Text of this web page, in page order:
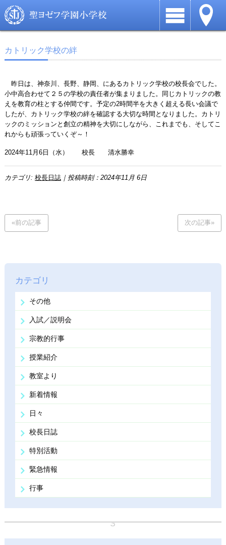
カトリック学校の絆
昨日は、神奈川、長野、静岡、にあるカトリック学校の校長会でした。
小中高合わせて２５の学校の責任者が集まりました。同じカトリックの教
えを教育の柱とする仲間です。予定の2時間半を大きく超える長い会議で
したが、カトリック学校の絆を確認する大切な時間となりました。カトリ
ックのミッションと創立の精神を大切にしながら、これまでも、そしてこ
れからも頑張っていくぞ～！
2024年11月6日（水） 校長 清水勝幸
カテゴリ: 校長日誌｜投稿時刻：2024年11月 6日
«前の記事 次の記事»
カテゴリ
その他
入試／説明会
宗教的行事
授業紹介
教室より
新着情報
日々
校長日誌
特別活動
緊急情報
行事